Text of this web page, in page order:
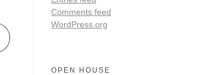
Comments feed
WordPress.org
OPEN HOUSE